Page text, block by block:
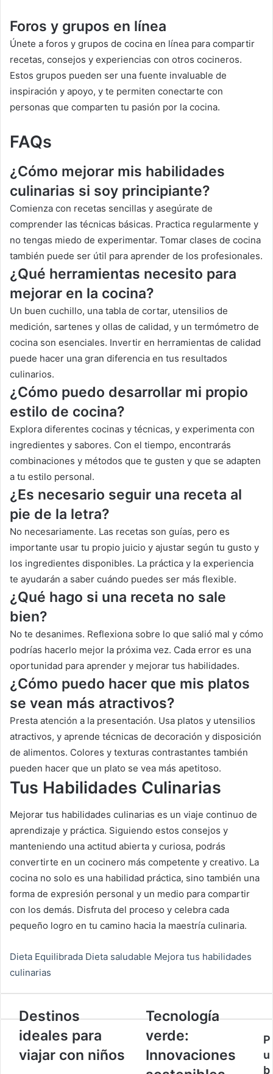
Foros y grupos en línea
Únete a foros y grupos de cocina en línea para compartir
recetas, consejos y experiencias con otros cocineros.
Estos grupos pueden ser una fuente invaluable de
inspiración y apoyo, y te permiten conectarte con
personas que comparten tu pasión por la cocina.
FAQs
¿Cómo mejorar mis habilidades
culinarias si soy principiante?
Comienza con recetas sencillas y asegúrate de
comprender las técnicas básicas. Practica regularmente y
no tengas miedo de experimentar. Tomar clases de cocina
también puede ser útil para aprender de los profesionales.
¿Qué herramientas necesito para
mejorar en la cocina?
Un buen cuchillo, una tabla de cortar, utensilios de
medición, sartenes y ollas de calidad, y un termómetro de
cocina son esenciales. Invertir en herramientas de calidad
puede hacer una gran diferencia en tus resultados
culinarios.
¿Cómo puedo desarrollar mi propio
estilo de cocina?
Explora diferentes cocinas y técnicas, y experimenta con
ingredientes y sabores. Con el tiempo, encontrarás
combinaciones y métodos que te gusten y que se adapten
a tu estilo personal.
¿Es necesario seguir una receta al
pie de la letra?
No necesariamente. Las recetas son guías, pero es
importante usar tu propio juicio y ajustar según tu gusto y
los ingredientes disponibles. La práctica y la experiencia
te ayudarán a saber cuándo puedes ser más flexible.
¿Qué hago si una receta no sale
bien?
No te desanimes. Reflexiona sobre lo que salió mal y cómo
podrías hacerlo mejor la próxima vez. Cada error es una
oportunidad para aprender y mejorar tus habilidades.
¿Cómo puedo hacer que mis platos
se vean más atractivos?
Presta atención a la presentación. Usa platos y utensilios
atractivos, y aprende técnicas de decoración y disposición
de alimentos. Colores y texturas contrastantes también
pueden hacer que un plato se vea más apetitoso.
Tus Habilidades Culinarias
Mejorar tus habilidades culinarias es un viaje continuo de
aprendizaje y práctica. Siguiendo estos consejos y
manteniendo una actitud abierta y curiosa, podrás
convertirte en un cocinero más competente y creativo. La
cocina no solo es una habilidad práctica, sino también una
forma de expresión personal y un medio para compartir
con los demás. Disfruta del proceso y celebra cada
pequeño logro en tu camino hacia la maestría culinaria.
Dieta Equilibrada Dieta saludable Mejora tus habilidades
culinarias
Destinos
ideales
para
viajar
con
Destinos
ideales para
viajar con niños
Tecnología
verde:
Innovaciones
sostenibles
para
Tecnología
verde:
Innovaciones
P
u
b